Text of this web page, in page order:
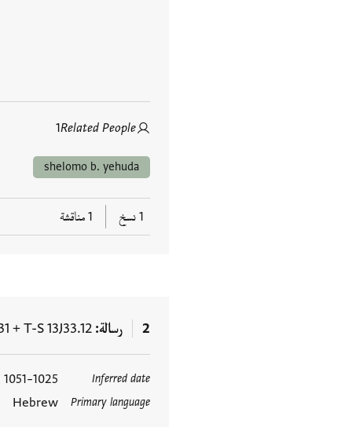
Related People
1
shelomo b. yehuda
1 نسخ 1 مناقشة
2 رسالة T-S 13J33.12
+
Inferred date
1025–1051 CE
Primary language
Hebrew
العلامات